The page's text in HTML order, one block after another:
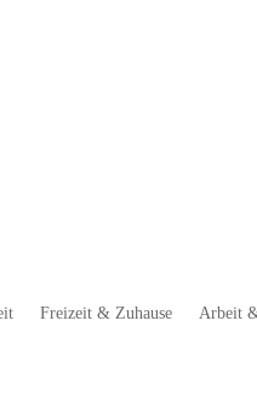
Freizeit & Zuhause Arbeit